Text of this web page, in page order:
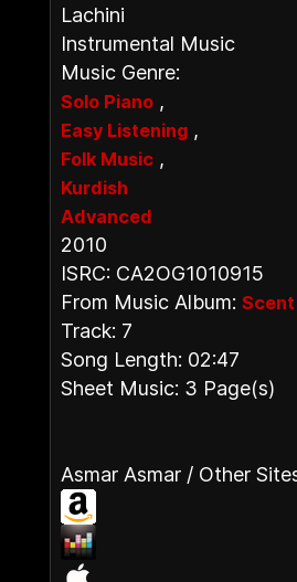
Lachini
Instrumental Music
Music Genre:
Solo Piano ,
Easy Listening ,
Folk Music ,
Kurdish
Advanced
2010
ISRC: CA2OG1010915
From Music Album:
Track: 7
Song Length: 02:47
Sheet Music: 3 Page(s)
Asmar Asmar / Other